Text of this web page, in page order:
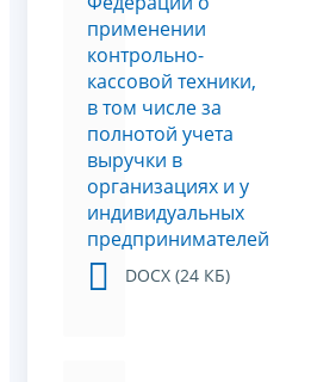
применении
контрольно-
кассовой техники,
в том числе за
полнотой учета
выручки в
организациях и у
индивидуальных
предпринимателей
DOCX (24 КБ)